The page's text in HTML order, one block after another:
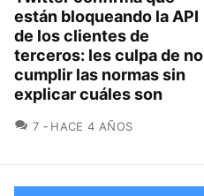
están bloqueando la API
de los clientes de
terceros: les culpa de no
cumplir las normas sin
explicar cuáles son
7 COMENTARIOS
HACE 4 AÑOS